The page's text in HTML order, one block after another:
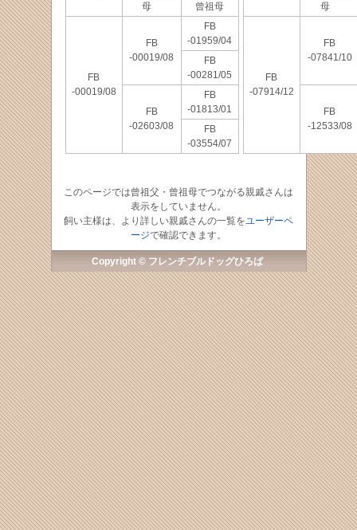
母
曾祖母
FB
-00019/08
FB
-00019/08
FB
-01959/04
FB
-00281/05
FB
-02603/08
FB
-01813/01
FB
-03554/07
母
FB
-07914/12
FB
-07841/10
FB
-12533/08
このページでは曾祖父・曾祖母でつながる親戚さんは
表示をしていません。
飼い主様は、より詳しい親戚さんの一覧をユーザーペ
ージで確認できます。
Copyright © フレンチブルドッグひろば